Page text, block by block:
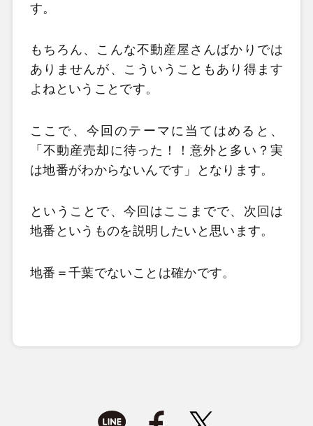
す。
もちろん、こんな不動産屋さんばかりでは
ありませんが、こういうこともあり得ます
よねということです。
ここで、今回のテーマに当てはめると、
「不動産売却に待った！！意外と多い？実
は地番がわからないんです」となります。
ということで、今回はここまでで、次回は
地番というものを説明したいと思います。
地番＝千葉でないことは確かです。